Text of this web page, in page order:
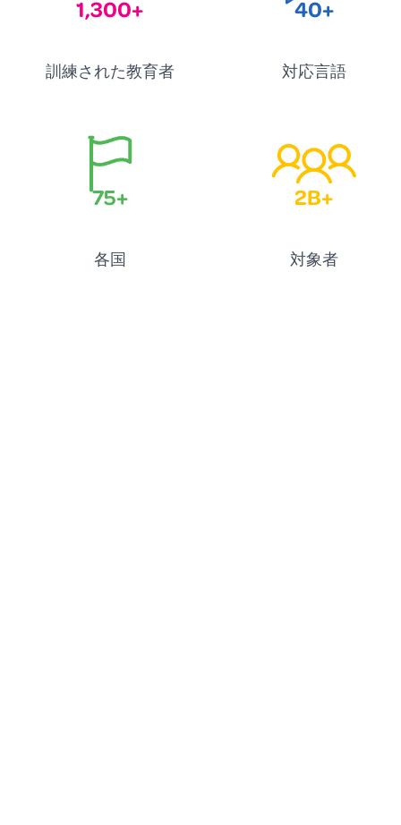
訓練された教育者 対応言語
75+ 2B+
各国 対象者
1,300+ 40+